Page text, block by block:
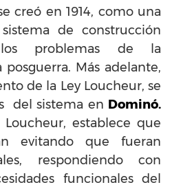
creó en 1914, como una
de construcción
problemas de la
Más adelante,
de la Ley Loucheur, se
del sistema en Dominó.
establece que
evitando que fueran
respondiendo con
funcionales del